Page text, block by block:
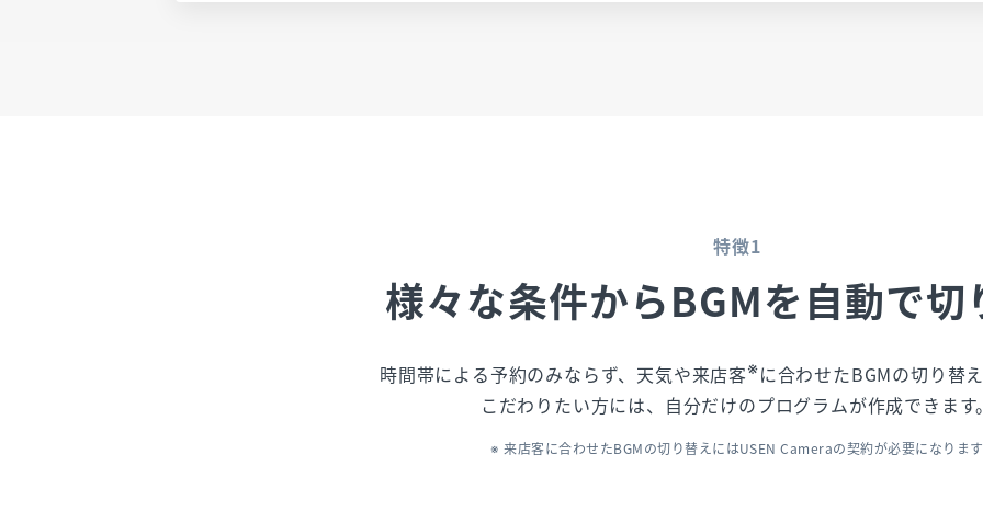
特徴1
様々な条件からBGMを自動で切
時間帯による予約のみならず、天気や来店客※に合わせたBGMの切り替
こだわりたい方には、自分だけのプログラムが作成できます
※ 来店客に合わせたBGMの切り替えにはUSEN Cameraの契約が必要になります